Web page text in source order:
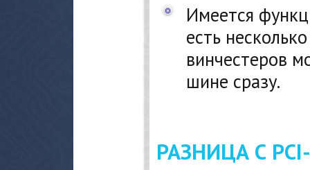
Имеется
есть
винчестеров
шине сразу.
РАЗНИЦА С PCI-